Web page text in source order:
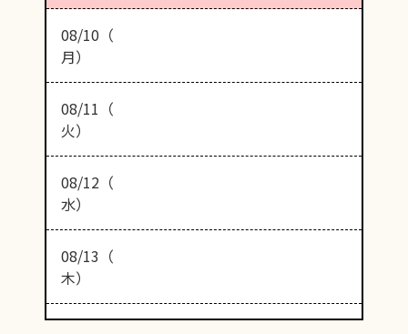
08/10（
月）
08/11（
火）
08/12（
水）
08/13（
木）